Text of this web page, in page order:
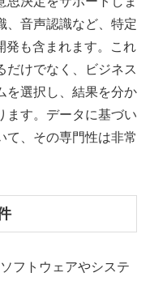
、音声認識など、特定
発も含まれます。これ
だけでなく、ビジネス
を選択し、結果を分か
ます。データに基づい
て、その専門性は非常
フトウェアやシステ